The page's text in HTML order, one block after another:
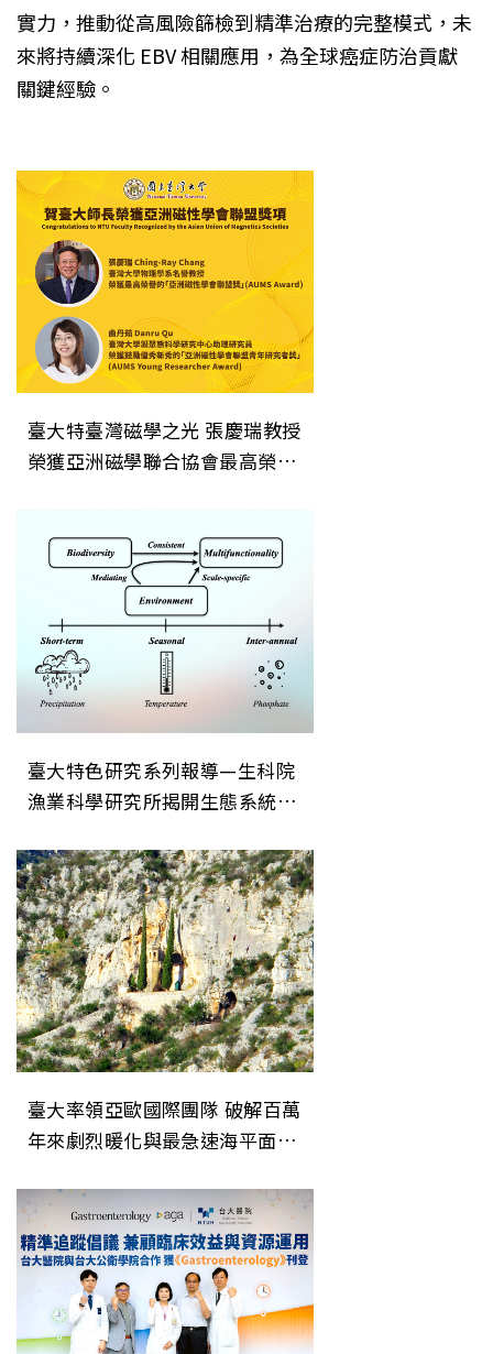
實力，推動從高風險篩檢到精準治療的完整模式，未
來將持續深化 EBV 相關應用，為全球癌症防治貢獻
關鍵經驗。
臺大特臺灣磁學之光 張慶瑞教授
榮獲亞洲磁學聯合協會最高榮譽
生態系統穩定性的關鍵機制
臺大特色研究系列報導—生科院
漁業科學研究所揭開生態系統穩
臺大率領亞歐國際團隊 破解百萬
年來劇烈暖化與最急速海平面上